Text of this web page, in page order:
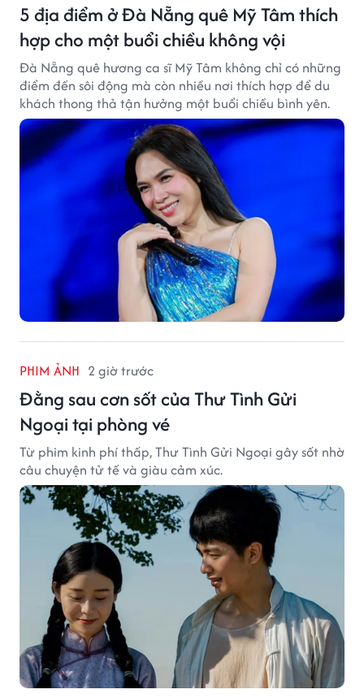
5 địa điểm ở Đà Nẵng quê Mỹ Tâm thích
hợp cho một buổi chiều không vội
Đà Nẵng quê hương ca sĩ Mỹ Tâm không chỉ có những
điểm đến sôi động mà còn nhiều nơi thích hợp để du
khách thong thả tận hưởng một buổi chiều bình yên.
PHIM ẢNH 2 giờ trước
Đằng sau cơn sốt của Thư Tình Gửi
Ngoại tại phòng vé
Từ phim kinh phí thấp, Thư Tình Gửi Ngoại gây sốt nhờ
câu chuyện tử tế và giàu cảm xúc.